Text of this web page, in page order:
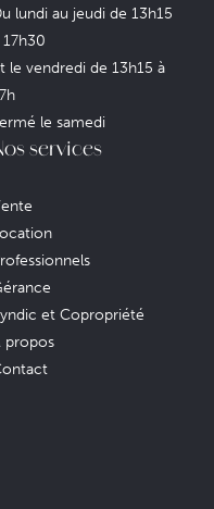
lundi au jeudi de 13h15
17h30
le vendredi de 13h15 à
le samedi
services
et Copropriété
propos